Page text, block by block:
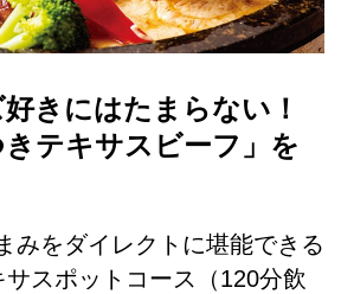
きにはたまらない！
きテキサスビーフ」を
みをダイレクトに堪能できる
サスポットコース（120分飲